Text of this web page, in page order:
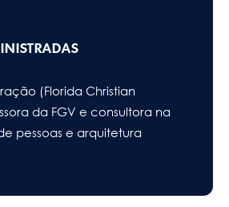
(Florida Christian
da FGV e consultora na
pessoas e arquitetura